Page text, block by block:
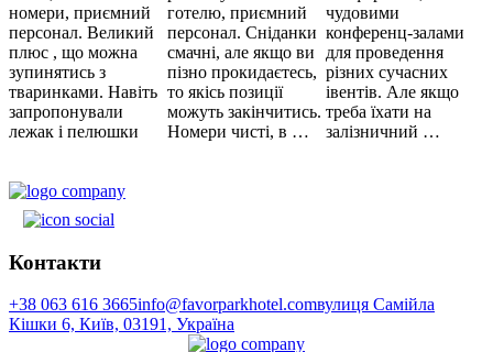
номери, приємний
персонал. Великий
плюс , що можна
зупинятись з
тваринками. Навіть
запропонували
лежак і пелюшки
готелю, приємний
персонал. Сніданки
смачні, але якщо ви
пізно прокидаєтесь,
то якісь позиції
можуть закінчитись.
Номери чисті, в …
чудовими
конференц-залами
для проведення
різних сучасних
івентів. Але якщо
треба їхати на
залізничний …
Контакти
+38 063 616 3665info@favorparkhotel.comвулиця Самійла
Кішки 6, Київ, 03191, Україна